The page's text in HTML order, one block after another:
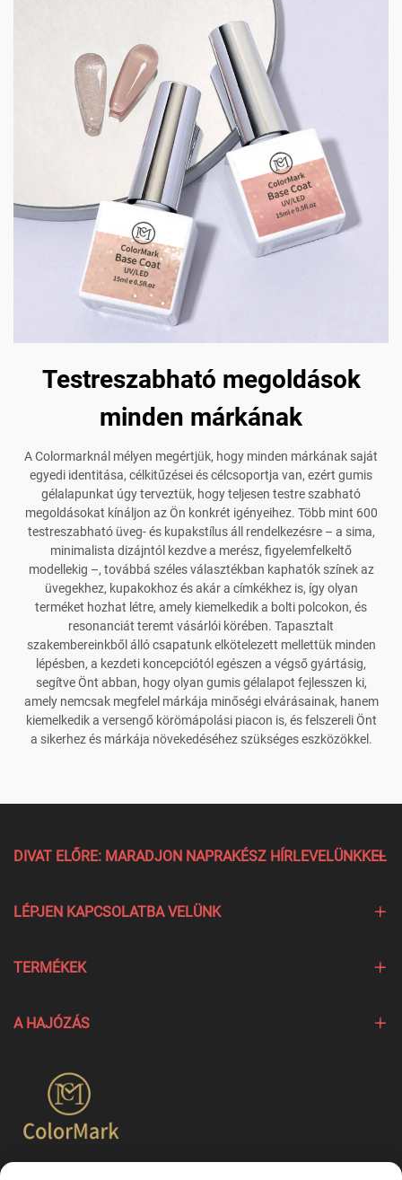
Testreszabható megoldások
minden márkának
A Colormarknál mélyen megértjük, hogy minden márkának saját
egyedi identitása, célkitűzései és célcsoportja van, ezért gumis
gélalapunkat úgy terveztük, hogy teljesen testre szabható
megoldásokat kínáljon az Ön konkrét igényeihez. Több mint 600
testreszabható üveg- és kupakstílus áll rendelkezésre – a sima,
minimalista dizájntól kezdve a merész, figyelemfelkeltő
modellekig –, továbbá széles választékban kaphatók színek az
üvegekhez, kupakokhoz és akár a címkékhez is, így olyan
terméket hozhat létre, amely kiemelkedik a bolti polcokon, és
resonanciát teremt vásárlói körében. Tapasztalt
szakembereinkből álló csapatunk elkötelezett mellettük minden
lépésben, a kezdeti koncepciótól egészen a végső gyártásig,
segítve Önt abban, hogy olyan gumis gélalapot fejlesszen ki,
amely nemcsak megfelel márkája minőségi elvárásainak, hanem
kiemelkedik a versengő körömápolási piacon is, és felszereli Önt
a sikerhez és márkája növekedéséhez szükséges eszközökkel.
DIVAT ELŐRE: MARADJON NAPRAKÉSZ HÍRLEVELÜNKKEL
LÉPJEN KAPCSOLATBA VELÜNK
TERMÉKEK
A HAJÓZÁS